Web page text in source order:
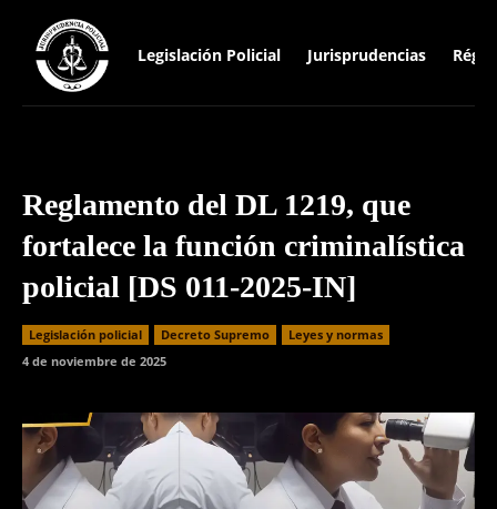
Legislación Policial Jurisprudencias
Reglamento del DL 1219, que
fortalece la función criminalística
policial [DS 011-2025-IN]
Legislación policial Decreto Supremo
Leyes y normas
4 de noviembre de 2025